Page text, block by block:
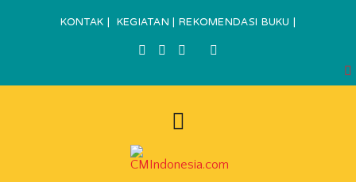
KONTAK| KEGIATAN|REKOMENDASI BUKU|